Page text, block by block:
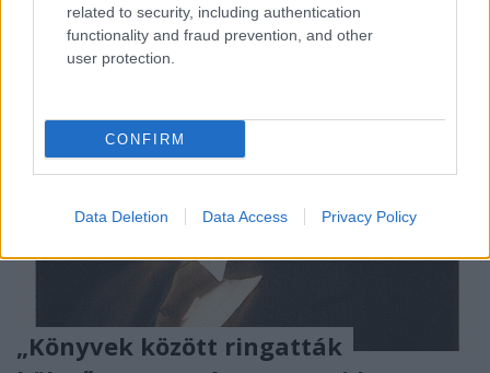
related to security, including authentication
functionality and fraud prevention, and other
user protection.
CONFIRM
Data Deletion Data Access Privacy Policy
„Könyvek között ringatták